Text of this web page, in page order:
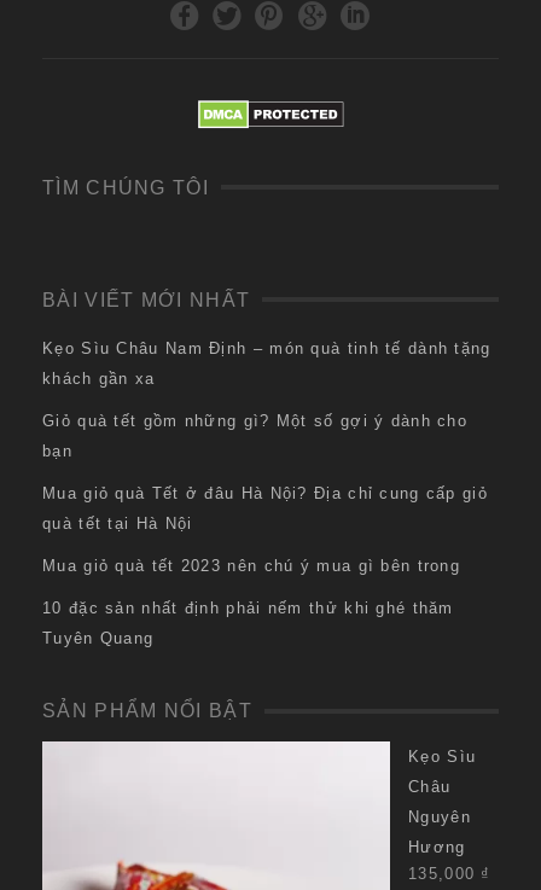
TÌM CHÚNG TÔI
BÀI VIẾT MỚI NHẤT
Kẹo Sìu Châu Nam Định – món quà tinh tế dành tặng
khách gần xa
Giỏ quà tết gồm những gì? Một số gợi ý dành cho
bạn
Mua giỏ quà Tết ở đâu Hà Nội? Địa chỉ cung cấp giỏ
quà tết tại Hà Nội
Mua giỏ quà tết 2023 nên chú ý mua gì bên trong
10 đặc sản nhất định phải nếm thử khi ghé thăm
Tuyên Quang
SẢN PHẨM NỔI BẬT
Kẹo Sìu
Châu
Nguyên
Hương
135,000 ₫